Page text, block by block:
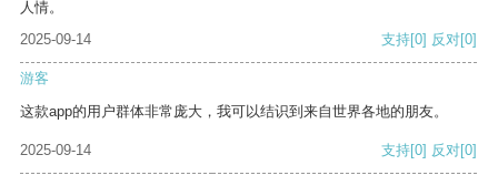
人情。
2025-09-14
支持[0] 反对[0]
游客
这款app的用户群体非常庞大，我可以结识到来自世界各地的朋友。
2025-09-14 支持[0] 反对[0]